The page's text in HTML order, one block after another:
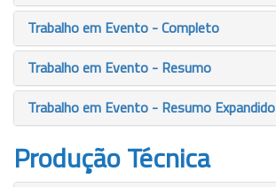
Trabalho em Evento - Completo
Trabalho em Evento - Resumo
Trabalho em Evento - Resumo Expandido
Produção Técnica